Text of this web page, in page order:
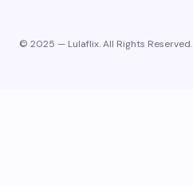
© 2025 — Lulaflix. All Rights Reserved.